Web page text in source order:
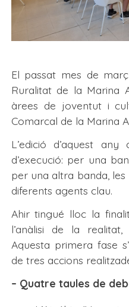
El passat mes de
Ruralitat de la Marina
àrees de joventut i
Comarcal de la Marina
L’edició d’aquest
d’execució: per una
per una altra banda,
diferents agents clau.
Ahir tingué lloc la
l’anàlisi de la realitat,
Aquesta primera fase
de tres accions
– Quatre taules de